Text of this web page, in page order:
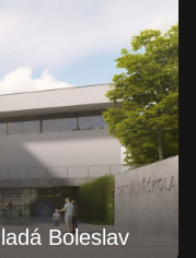
Boleslav